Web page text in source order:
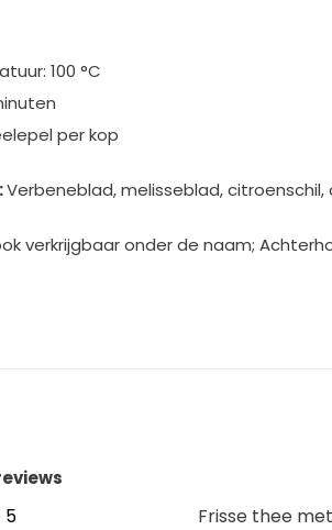
100 °C
per kop
Verbeneblad, melisseblad,
verkrijgbaar onder de naam;
5
Frisse thee